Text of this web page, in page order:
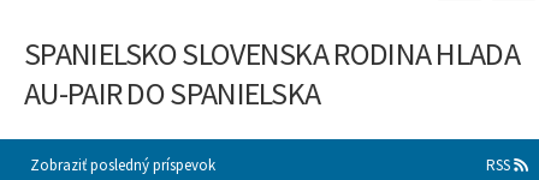
SPANIELSKO SLOVENSKA RODINA HLADA
AU-PAIR DO SPANIELSKA
Zobraziť posledný príspevok RSS